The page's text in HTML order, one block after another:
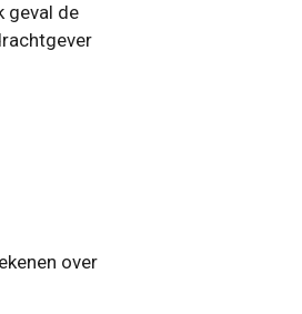
geval de
over